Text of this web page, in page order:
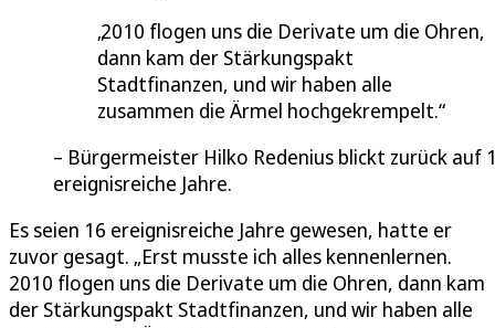
2010 flogen uns die Derivate um die Ohren,
dann kam der Stärkungspakt
Stadtfinanzen, und wir haben alle
zusammen die Ärmel hochgekrempelt.
Bürgermeister Hilko Redenius blickt zurück auf
ereignisreiche Jahre.
Es seien 16 ereignisreiche Jahre gewesen, hatte er
zuvor gesagt. „Erst musste ich alles kennenlernen.
2010 flogen uns die Derivate um die Ohren, dann kam
der Stärkungspakt Stadtfinanzen, und wir haben alle